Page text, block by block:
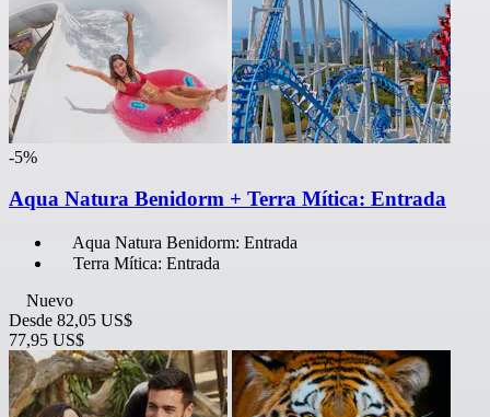
-5%
Aqua Natura Benidorm + Terra Mítica: Entrada
Aqua Natura Benidorm: Entrada
Terra Mítica: Entrada
Nuevo
Desde 82,05 US$
77,95 US$